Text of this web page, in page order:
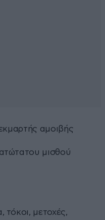
αμοιβής
μισθού
τόκοι, μετοχές,